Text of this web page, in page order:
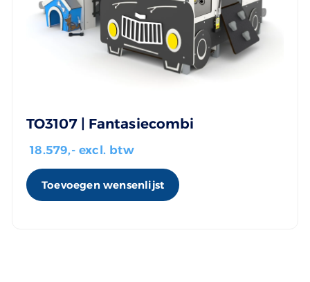
TO3107 | Fantasiecombi
18.579,- excl. btw
Toevoegen wensenlijst